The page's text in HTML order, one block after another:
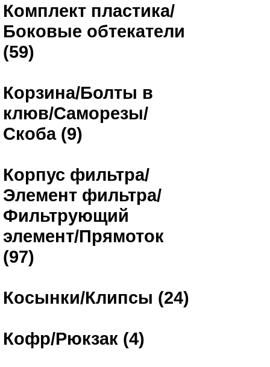
Комплект пластика/
Боковые обтекатели
(59)
Корзина/Болты в
клюв/Саморезы/
Скоба (9)
Корпус фильтра/
Элемент фильтра/
Фильтрующий
элемент/Прямоток
(97)
Косынки/Клипсы (24)
Кофр/Рюкзак (4)